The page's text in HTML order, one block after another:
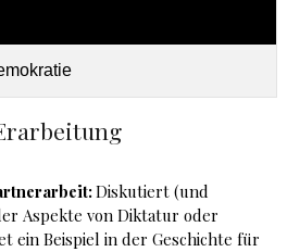
Diskutiert (und
Aspekte von Diktatur oder
ein Beispiel in der Geschichte für